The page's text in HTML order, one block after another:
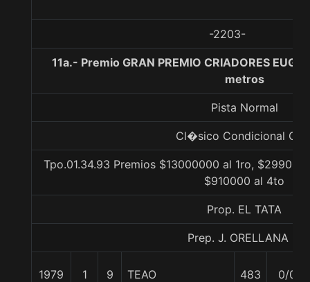
-2203-
11a.- Premio GRAN PREMIO CRIADORES
metros
Pista Normal
Cl�sico Condicional Gr.
Tpo.01.34.93 Premios $13000000 al 1ro,
$910000 al 4to
Prop. EL TATA
Prep. J. ORELLANA R.
1979 1 9 TEAO 483 0/0